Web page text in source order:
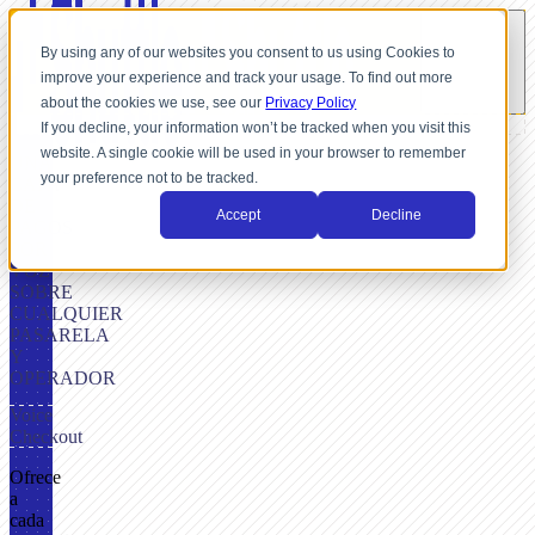
By using any of our websites you consent to us using Cookies to
improve your experience and track your usage. To find out more
about the cookies we use, see our Privacy Policy
If you decline, your information won’t be tracked when you visit this
website. A single cookie will be used in your browser to remember
your preference not to be tracked.
Accept Decline
Voice
Checkout
UNA
CAPA
VOZ
SOBRE
CUALQUIER
PASARELA
Y
OPERADOR
Ofrece
a
cada